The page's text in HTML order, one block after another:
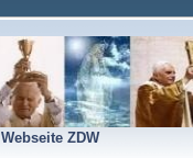
Webseite ZDW